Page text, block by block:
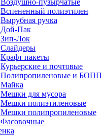
Воздушно-пузырчатые
Вспененный полиэтилен
Вырубная ручка
Дой-Пак
Зип-Лок
Слайдеры
Крафт пакеты
Курьерские и почтовые
Полипропиленовые и БОПП
Майка
Мешки для мусора
Мешки полиэтиленовые
Мешки полипропиленовые
Фасовочные